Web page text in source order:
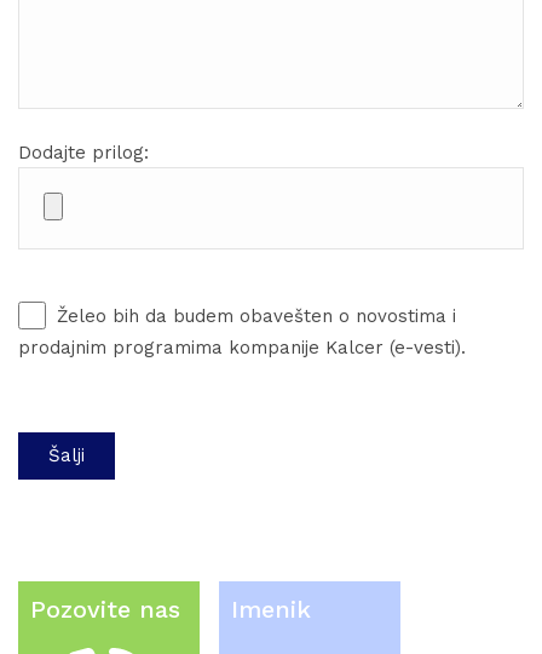
Dodajte prilog:
Želeo bih da budem obavešten o novostima i
prodajnim programima kompanije Kalcer (e-vesti).
Pozovite nas Imenik